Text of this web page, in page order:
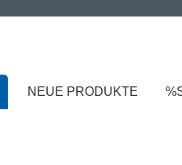
NEUE PRODUKTE